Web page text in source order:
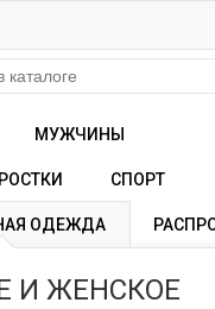
МУЖЧИНЫ
СПОРТ
ОДЕЖДА
И ЖЕНСКОЕ